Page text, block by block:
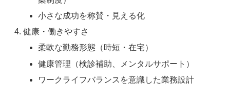
小さな成功を称賛・見える化
健康・働きやすさ
柔軟な勤務形態（時短・在宅）
健康管理（検診補助、メンタルサポート）
ワークライフバランスを意識した業務設計